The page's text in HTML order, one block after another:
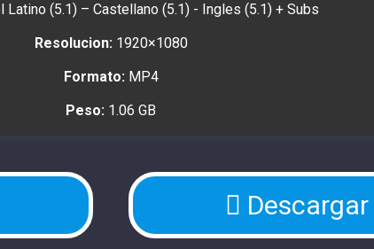
Latino (5.1) – Castellano (5.1) - Ingles (5.1) + Subs
Resolucion: 1920×1080
Formato: MP4
Peso: 1.06 GB
Descargar